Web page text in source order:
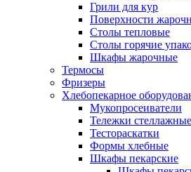
Грили для кур
Поверхности
Столы тепловые
Столы горячие
Шкафы жарочные
Термосы
Фризеры
Хлебопекарное
Мукопросеиватели
Тележки стеллажные
Тестораскатки
Формы хлебные
Шкафы пекарские